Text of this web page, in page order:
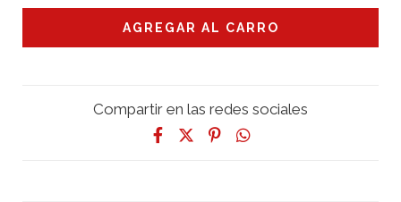
Compartir en las redes sociales